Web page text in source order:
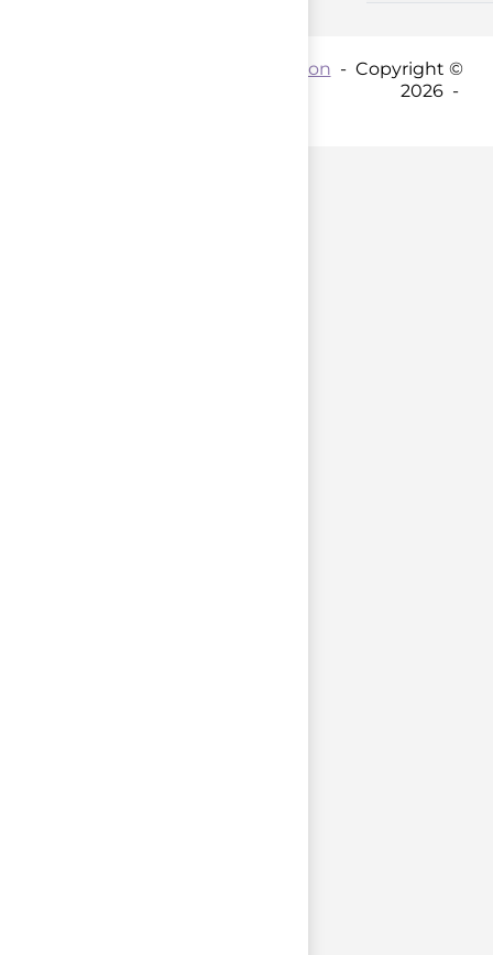
Coordination - Copyright ©
2026 -